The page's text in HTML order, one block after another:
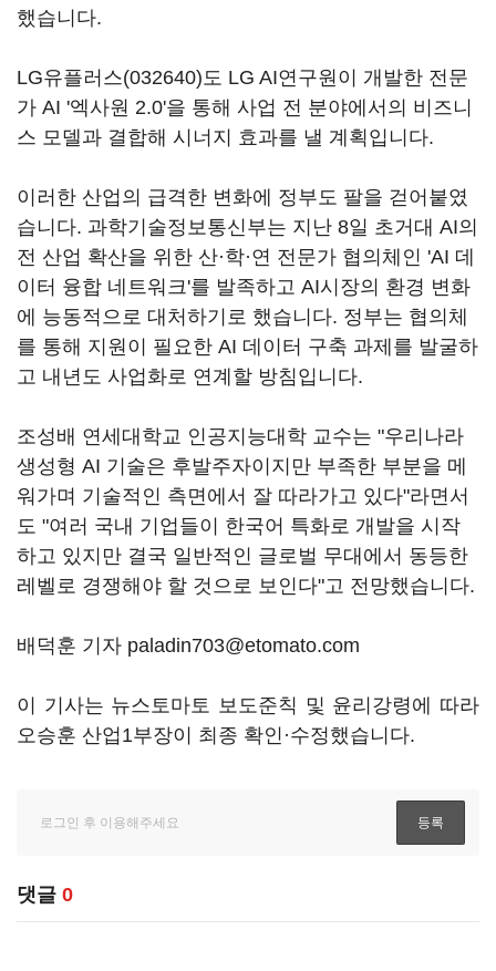
했습니다.
LG유플러스(032640)도 LG AI연구원이 개발한 전문
가 AI '엑사원 2.0'을 통해 사업 전 분야에서의 비즈니
스 모델과 결합해 시너지 효과를 낼 계획입니다.
이러한 산업의 급격한 변화에 정부도 팔을 걷어붙였
습니다. 과학기술정보통신부는 지난 8일 초거대 AI의
전 산업 확산을 위한 산·학·연 전문가 협의체인 'AI 데
이터 융합 네트워크'를 발족하고 AI시장의 환경 변화
에 능동적으로 대처하기로 했습니다. 정부는 협의체
를 통해 지원이 필요한 AI 데이터 구축 과제를 발굴하
고 내년도 사업화로 연계할 방침입니다.
조성배 연세대학교 인공지능대학 교수는 "우리나라
생성형 AI 기술은 후발주자이지만 부족한 부분을 메
워가며 기술적인 측면에서 잘 따라가고 있다"라면서
도 "여러 국내 기업들이 한국어 특화로 개발을 시작
하고 있지만 결국 일반적인 글로벌 무대에서 동등한
레벨로 경쟁해야 할 것으로 보인다"고 전망했습니다.
배덕훈 기자 paladin703@etomato.com
이 기사는 뉴스토마토 보도준칙 및 윤리강령에 따라
오승훈 산업1부장이 최종 확인·수정했습니다.
댓글 0